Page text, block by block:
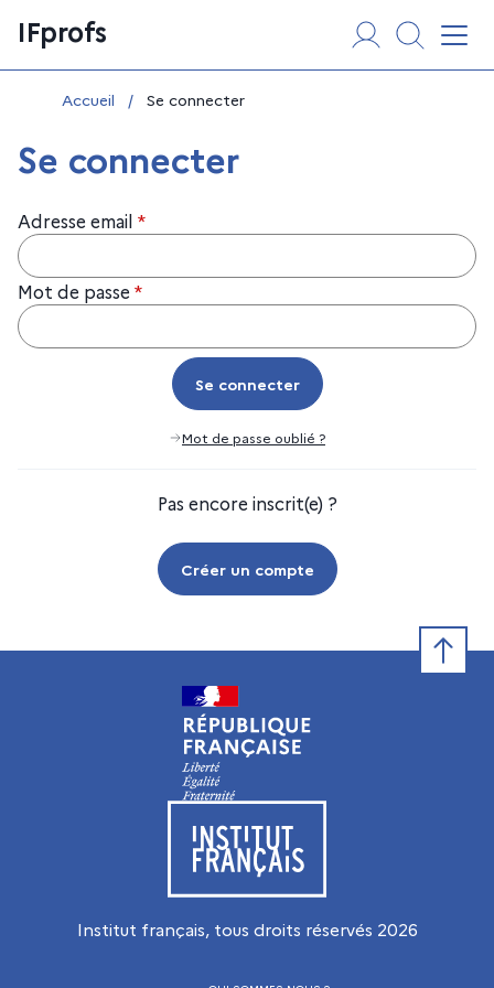
au
contenu
IFprofs
Vous êtes ici :
Accueil / Se connecter
Se connecter
Adresse email *
Mot de passe *
Se connecter
Se connecter
Mot de passe oublié ?
Pas encore inscrit(e) ?
Créer un compte
Visiter le site de l’Institut français
Institut français, tous droits réservés 2026